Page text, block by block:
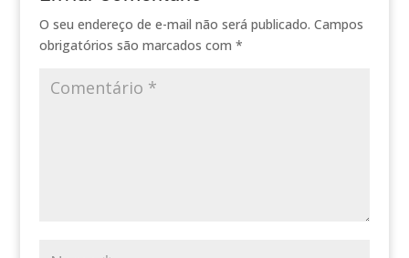
O seu endereço de e-mail não será publicado. Campos
obrigatórios são marcados com *